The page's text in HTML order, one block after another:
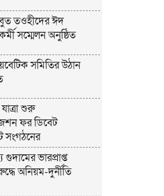
তওহীদের ঈদ
সম্মেলন অনুষ্ঠিত
সমিতির উঠান
শুরু
ফর ডিবেট
সংগঠনের
ভারপ্রাপ্ত
অনিয়ম-দুর্নীতি